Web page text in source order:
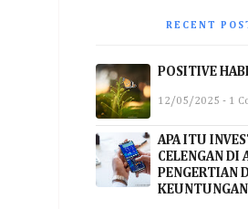
RECENT
POSITIVE
12/05/2025 - 1
APA ITU
CELENGAN DI
PENGERTIAN